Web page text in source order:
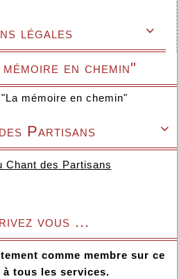

légales
en chemin"
mémoire en chemin"

Partisans
Chant des Partisans
vous ...
comme membre sur ce
tous les services.